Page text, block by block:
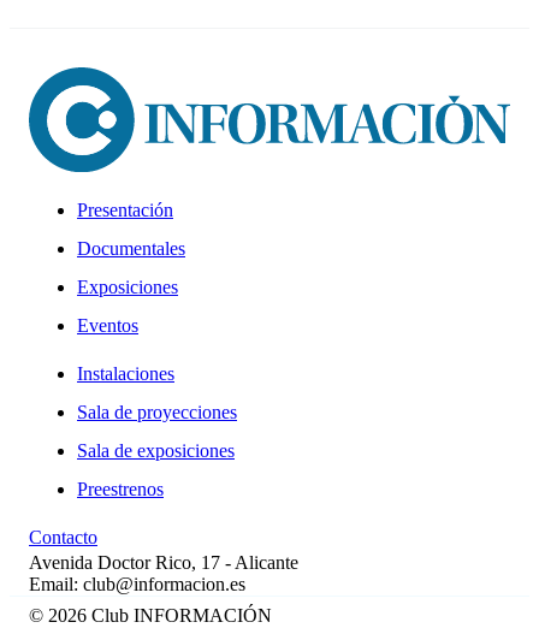
Presentación
Documentales
Exposiciones
Eventos
Instalaciones
Sala de proyecciones
Sala de exposiciones
Preestrenos
Contacto
Avenida Doctor Rico, 17 - Alicante
Email: club@informacion.es
© 2026 Club INFORMACIÓN